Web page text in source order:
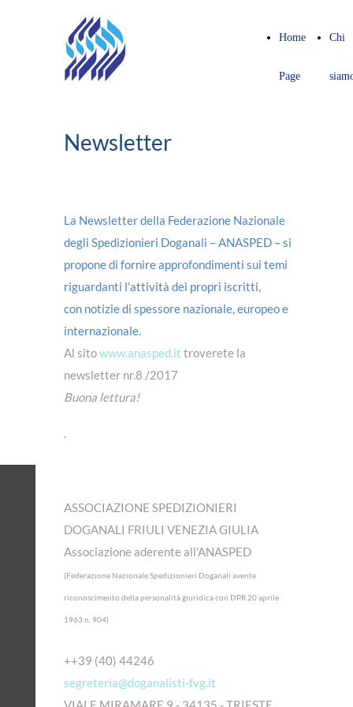
Home
Page
Chi
ASSOCIAZIONE SPEDIZIONIERI
DOGANALI FRIULI VENEZIA GIULIA
Associazione aderente all'ANASPED
(Federazione Nazionale Spedizionieri Doganali avente
riconoscimento della personalità giuridica con DPR 20 aprile
1963 n. 904)
++39 (40) 44246
segreteria@doganalisti-fvg.it
Newsletter
La Newsletter della Federazione Nazionale
degli Spedizionieri Doganali – ANASPED – si
propone di fornire approfondimenti sui temi
riguardanti l’attività dei propri iscritti,
con notizie di spessore nazionale, europeo e
internazionale.
Al sitowww.anasped.it troverete la
newsletter nr.8 /2017
Buona lettura!
.